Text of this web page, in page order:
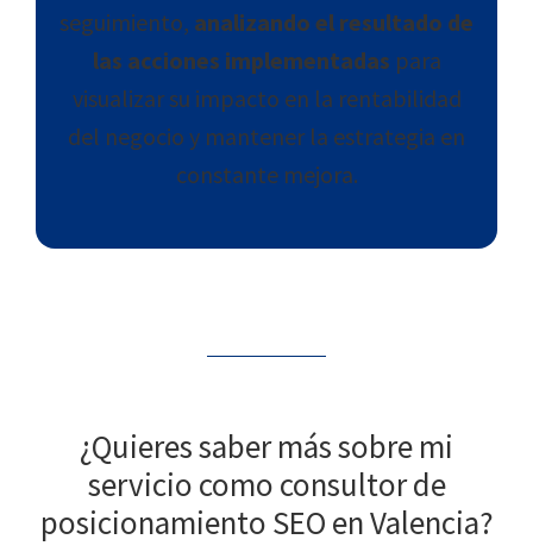
seguimiento, analizando el resultado de
las acciones implementadas para
visualizar su impacto en la rentabilidad
del negocio y mantener la estrategia en
constante mejora.
¿Quieres saber más sobre mi
servicio como consultor de
posicionamiento SEO en Valencia?